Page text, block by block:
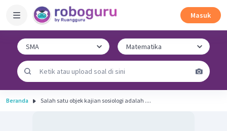
Masuk
Beranda Salah satu objek kajian sosiologi adalah ....